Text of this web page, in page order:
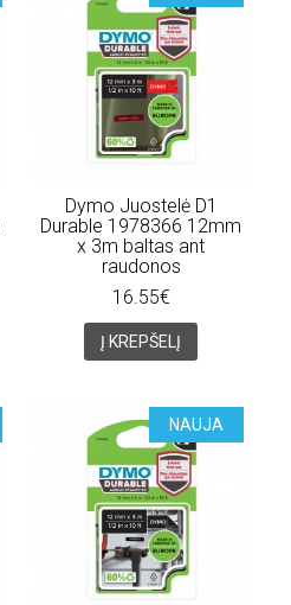
Dymo Juostelė D1
Durable 1978366 12mm
x 3m baltas ant
raudonos
16.55€
Į KREPŠELĮ
NAUJA